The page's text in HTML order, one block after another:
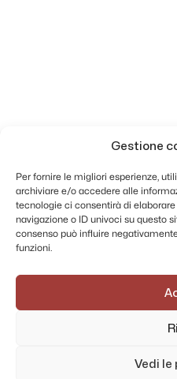
Gestione
Per fornire le migliori esperienze,
archiviare e/o accedere alle
tecnologie ci consentirà di
navigazione o ID univoci su questo
consenso può influire
funzioni.
Vedi le